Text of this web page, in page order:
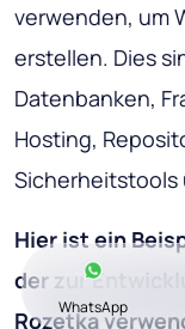
verwenden, um
erstellen. Dies
Datenbanken,
Hosting,
Sicherheitstools
Hier ist ein
der zur
Rozetka
WhatsApp